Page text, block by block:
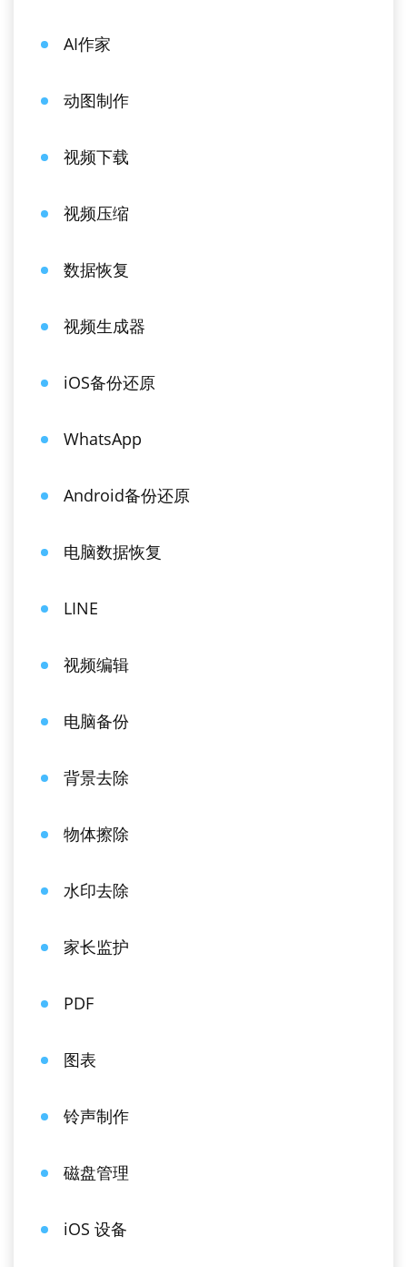
AI作家
动图制作
视频下载
视频压缩
数据恢复
视频生成器
iOS备份还原
WhatsApp
Android备份还原
电脑数据恢复
LINE
视频编辑
电脑备份
背景去除
物体擦除
水印去除
家长监护
PDF
图表
铃声制作
磁盘管理
iOS 设备